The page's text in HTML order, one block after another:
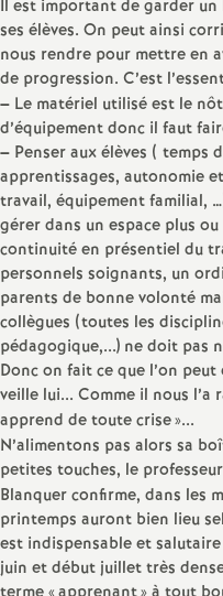
Il est important de garder
ses élèves. On peut ainsi
nous rendre pour mettre en
de progression. C’est
– Le matériel utilisé est le
d’équipement donc il faut
– Penser aux élèves (
apprentissages, autonomie
travail, équipement familial,
gérer dans un espace plus
continuité en présentiel du
personnels soignants, un
parents de bonne volonté
collègues (toutes les
pédagogique,...) ne doit pas
Donc on fait ce que l’on
veille lui... Comme il nous l’a
apprend de toute crise»...
N’alimentons pas alors sa
petites touches, le
Blanquer confirme, dans les
printemps auront bien lieu
est indispensable et
juin et début juillet très